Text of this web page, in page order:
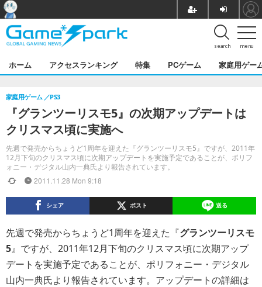
menu
search
ホーム アクセスランキング 特集 PCゲーム 家庭用ゲー
『グランツーリスモ5』の次期アップデートは
クリスマス頃に実施へ
先週で発売からちょうど1周年を迎えた『グランツーリスモ5』ですが、2011年
12月下旬のクリスマス頃に次期アップデートを実施予定であることが、ポリフ
ォニー・デジタル山内一典氏より報告されています。
家庭用ゲーム PS3
2011.11.28 Mon 9:18
シェア ポスト 送る
先週で発売からちょうど1周年を迎えた『グランツーリスモ
5』ですが、2011年12月下旬のクリスマス頃に次期アップ
デートを実施予定であることが、ポリフォニー・デジタル
山内一典氏より報告されています。アップデートの詳細は